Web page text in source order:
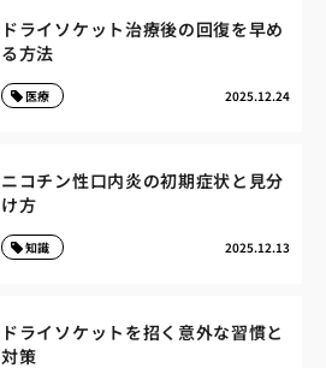
ドライソケット治療後の回復を早め
る方法
2025.12.24
医療
ニコチン性口内炎の初期症状と見分
け方
2025.12.13
知識
ドライソケットを招く意外な習慣と
対策